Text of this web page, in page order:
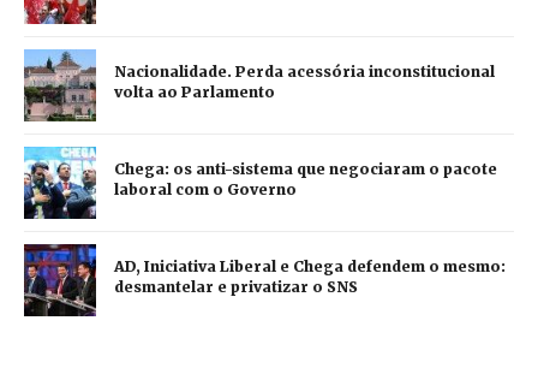
Nacionalidade. Perda acessória inconstitucional
volta ao Parlamento
Chega: os anti-sistema que negociaram o pacote
laboral com o Governo
AD, Iniciativa Liberal e Chega defendem o mesmo:
desmantelar e privatizar o SNS